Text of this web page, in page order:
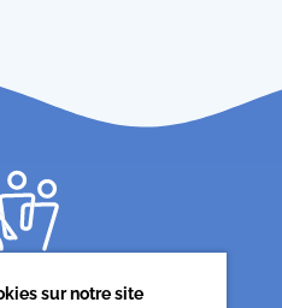
sur notre site